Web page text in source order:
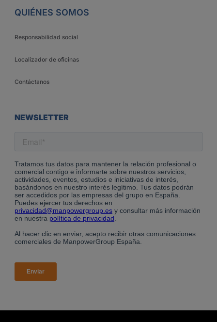
QUIÉNES SOMOS
Responsabilidad social
Localizador de oficinas
Contáctanos
NEWSLETTER